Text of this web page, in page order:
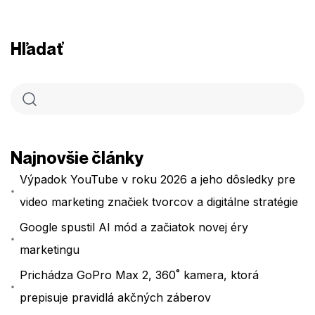
Hľadať
Najnovšie články
Výpadok YouTube v roku 2026 a jeho dôsledky pre
video marketing značiek tvorcov a digitálne stratégie
Google spustil AI mód a začiatok novej éry
marketingu
Prichádza GoPro Max 2, 360˚ kamera, ktorá
prepisuje pravidlá akčných záberov